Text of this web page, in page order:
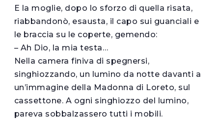
E la moglie, dopo lo sforzo di quella risata,
riabbandonò, esausta, il capo sui guanciali e
le braccia su le coperte, gemendo:
– Ah Dio, la mia testa…
Nella camera finiva di spegnersi,
singhiozzando, un lumino da notte davanti a
un’immagine della Madonna di Loreto, sul
cassettone. A ogni singhiozzo del lumino,
pareva sobbalzassero tutti i mobili.